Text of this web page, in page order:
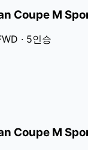
Coupe M
· 5인승
Coupe M